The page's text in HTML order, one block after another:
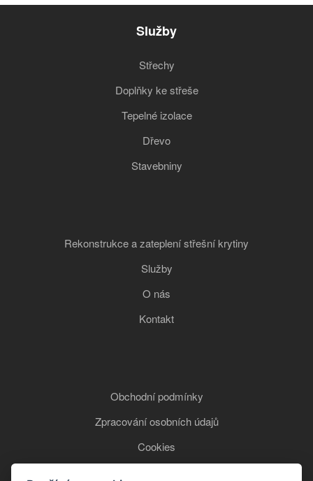
Služby
Střechy
Doplňky ke střeše
Tepelné izolace
Dřevo
Stavebniny
Rekonstrukce a zateplení střešní krytiny
Služby
O nás
Kontakt
Obchodní podmínky
Zpracování osobních údajů
Cookies